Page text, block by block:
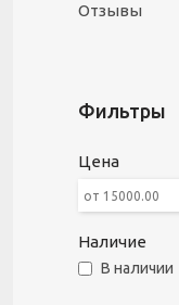
Отзывы
Фильтры
Цена
Наличие
В наличии